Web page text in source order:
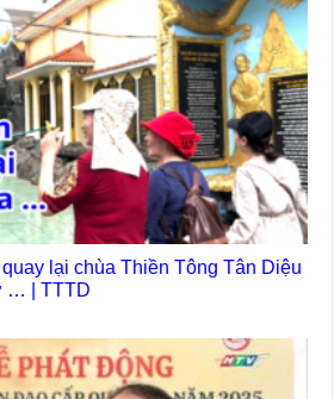
lại chùa Thiền Tông Tân Diệu
… | TTTD